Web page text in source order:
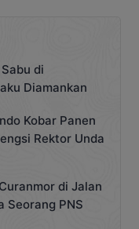
di
Diamankan
Kobar Panen
Rektor Unda
di Jalan
Seorang PNS